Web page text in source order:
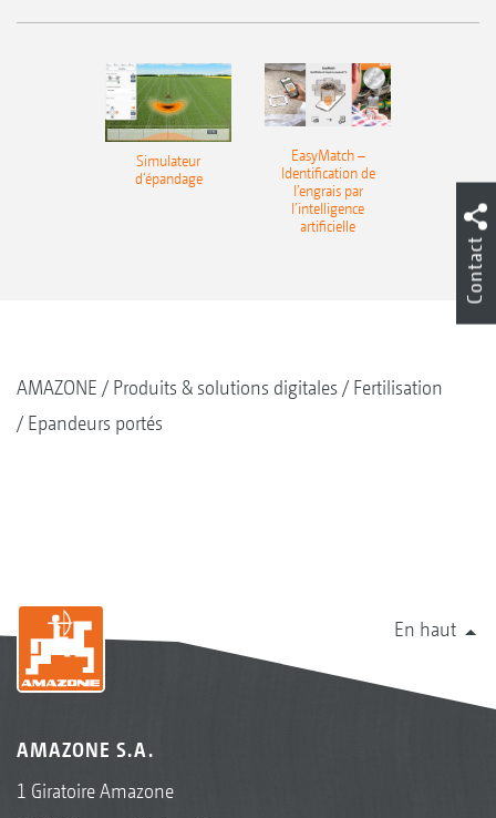
Simulateur
d‘épandage
EasyMatch –
Identification de
l’engrais par
l’intelligence
artificielle
AMAZONE Produits & solutions digitales
Fertilisation
Epandeurs portés
En haut
AMAZONE S.A.
1 Giratoire Amazone
Contact